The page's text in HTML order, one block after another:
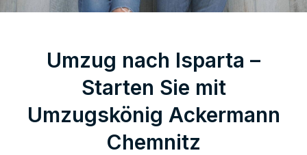
Umzug nach Isparta –
Starten Sie mit
Umzugskönig Ackermann
Chemnitz